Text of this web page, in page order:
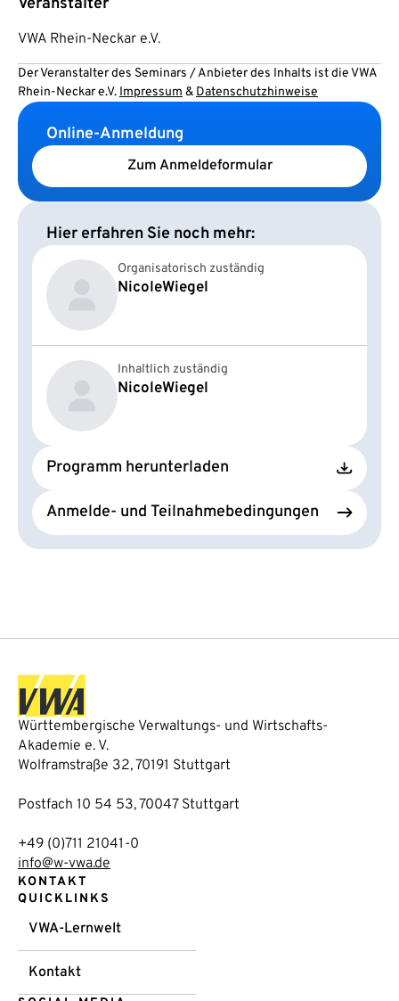
VWA Rhein-Neckar e.V.
Der Veranstalter des Seminars / Anbieter des Inhalts ist die VWA
Rhein-Neckar e.V. Impressum & Datenschutzhinweise
Online-Anmeldung
Zum Anmeldeformular
Hier erfahren Sie noch mehr:
Organisatorisch zuständig
NicoleWiegel
Inhaltlich zuständig
NicoleWiegel
Programm herunterladen
Anmelde- und Teilnahmebedingungen
Württembergische Verwaltungs- und Wirtschafts-
Akademie e. V.
Wolframstraße 32, 70191 Stuttgart
Postfach 10 54 53, 70047 Stuttgart
+49 (0)711 21041-0
info@w-vwa.de
KONTAKT
QUICKLINKS
VWA-Lernwelt
Kontakt